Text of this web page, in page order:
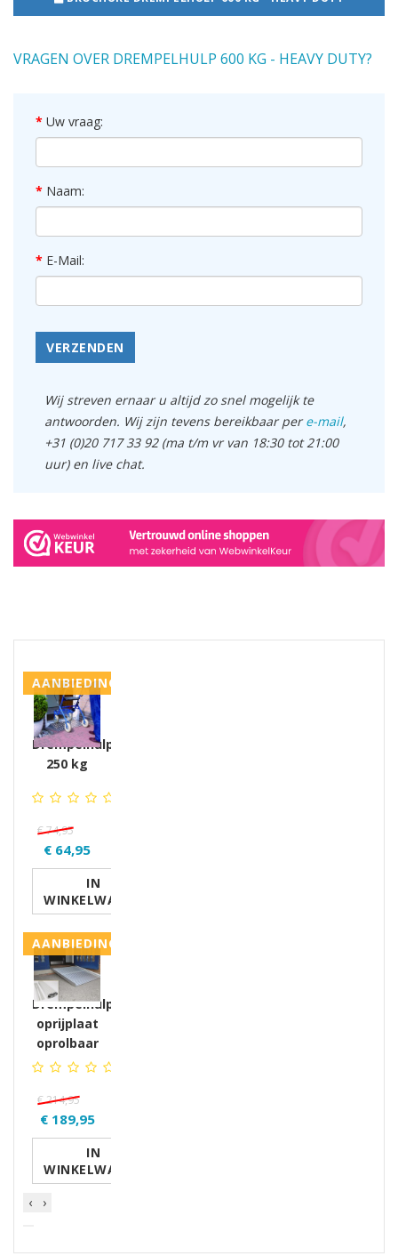
VRAGEN OVER DREMPELHULP 600 KG - HEAVY DUTY?
Uw vraag:
Naam:
E-Mail:
VERZENDEN
Wij streven ernaar u altijd zo snel mogelijk te
antwoorden. Wij zijn tevens bereikbaar pere-mail,
+31 (0)20 717 33 92 (ma t/m vr van 18:30 tot 21:00
uur) en live chat.
GERELATEERDE PRODUCTEN PRODUCTS
AANBIEDING
Drempelhulp
250 kg
€ 74,95
€ 64,95
IN
WINKELWAGEN
AANBIEDING
Drempelhulp/
oprijplaat
oprolbaar
€ 214,95
€ 189,95
IN
WINKELWAGEN
‹
›